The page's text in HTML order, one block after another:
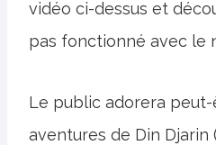
vidéo ci-dessus et
pas fonctionné avec le
Le public adorera
aventures de Din Djarin